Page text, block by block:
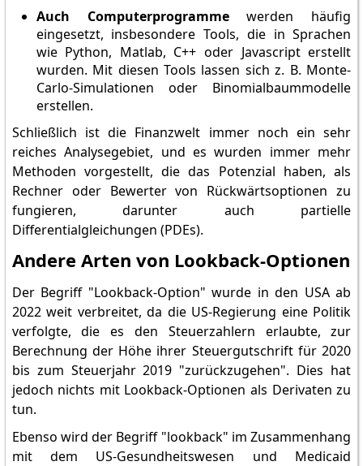
Auch Computerprogrammewerden häufig
eingesetzt, insbesondere Tools, die in Sprachen
wie Python, Matlab, C++ oder Javascript erstellt
wurden. Mit diesen Tools lassen sich z. B. Monte-
Carlo-Simulationen oder Binomialbaummodelle
erstellen.
Schließlich ist die Finanzwelt immer noch ein sehr
reiches Analysegebiet, und es wurden immer mehr
Methoden vorgestellt, die das Potenzial haben, als
Rechner oder Bewerter von Rückwärtsoptionen zu
fungieren, darunter auch partielle
Differentialgleichungen (PDEs).
Andere Arten von Lookback-Optionen
Der Begriff "Lookback-Option" wurde in den USA ab
2022 weit verbreitet, da die US-Regierung eine Politik
verfolgte, die es den Steuerzahlern erlaubte, zur
Berechnung der Höhe ihrer Steuergutschrift für 2020
bis zum Steuerjahr 2019 "zurückzugehen". Dies hat
jedoch nichts mit Lookback-Optionen als Derivaten zu
tun.
Ebenso wird der Begriff "lookback" im Zusammenhang
mit dem US-Gesundheitswesen und Medicaid